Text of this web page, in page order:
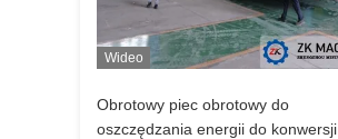
Wideo
Obrotowy piec obrotowy do
oszczędzania energii do konwersji